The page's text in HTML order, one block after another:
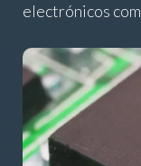
electrónicos